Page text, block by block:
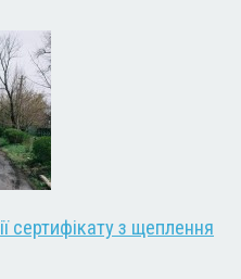
сертифікату з щеплення